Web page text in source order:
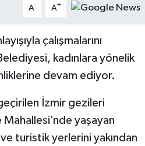
A- A+
çalışmalarını
kadınlara yönelik
devam ediyor.
İzmir gezileri
yaşayan
ve turistik yerlerini yakından